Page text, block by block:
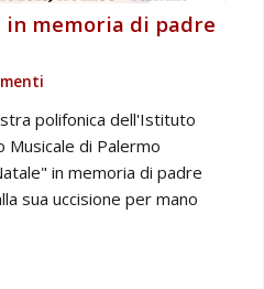
memoria di padre
polifonica dell'Istituto
Musicale di Palermo
in memoria di padre
sua uccisione per mano